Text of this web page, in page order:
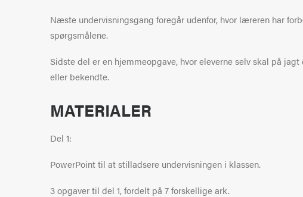
Næste undervisningsgang foregår udenfor, hvor læreren har
spørgsmålene.
Sidste del er en hjemmeopgave, hvor eleverne selv skal på
eller bekendte.
MATERIALER
Del 1:
PowerPoint til at stilladsere undervisningen i klassen.
3 opgaver til del 1, fordelt på 7 forskellige ark.